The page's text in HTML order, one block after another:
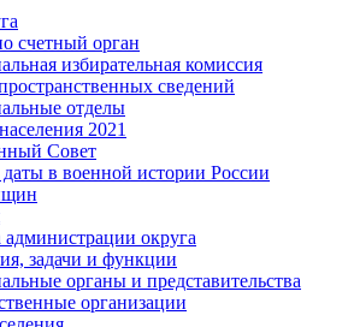
счетный орган
избирательная комиссия
сведений
отделы
2021
Совет
в военной истории России
администрации округа
задачи и функции
органы и представительства
организации